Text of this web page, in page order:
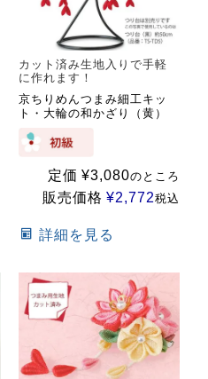
カット済み生地入りで手軽
に作れます！
京ちりめんつまみ細工キッ
ト・大輪の和かざり（黄）
定価 ¥3,080のところ
販売価格 ¥2,772税込
詳細を見る